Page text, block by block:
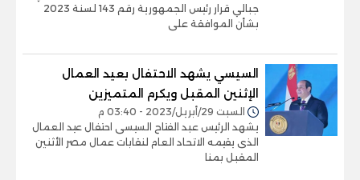
جبالي قرار رئيس الجمهورية رقم 143 لسنة 2023
بشأن الموافقة على
السيسي يشهد الاحتفال بعيد العمال
الإثنين المقبل ويكرم المتميزين
السبت 29/أبريل/2023 - 03:40 م
يشهد الرئيس عبد الفتاح السيسى احتفال عيد العمال
الذى يقيمه الاتحاد العام لنقابات عمال مصر الأثنين
المقبل بمنا